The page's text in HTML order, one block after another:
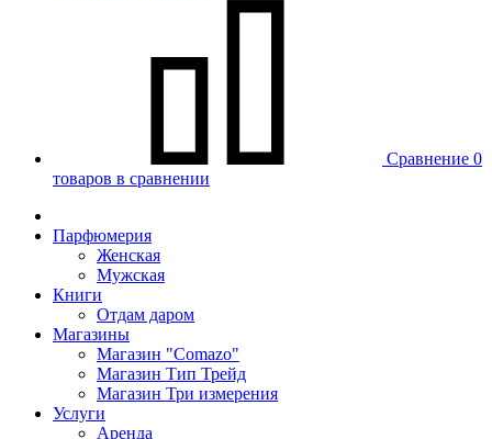
Сравнение 0
товаров в сравнении
Парфюмерия
Женская
Мужская
Книги
Отдам даром
Магазины
Магазин "Comazo"
Магазин Тип Трейд
Магазин Три измерения
Услуги
Аренда